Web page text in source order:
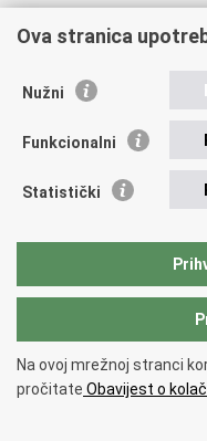
Važne poveznice
EMN Nacionalna
Policijska akademija
Zaklada policijske
Udruge
Copyright © 2026
Uvjeti korištenja.Izjava o
Ova stranica
Nužni
Funkcionalni
Statistički
Na ovoj mrežnoj stranci
pročitate Obavijest o